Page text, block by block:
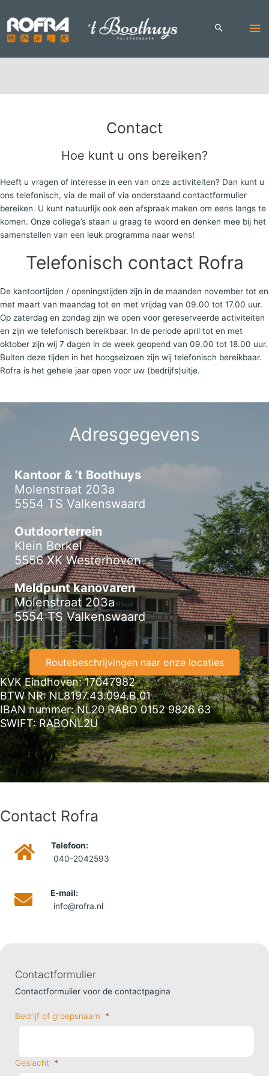
content
Contact
Hoe kunt u ons bereiken?
Heeft u vragen of interesse in een van onze activiteiten? Dan kunt u
ons telefonisch, via de mail of via onderstaand contactformulier
bereiken. U kunt natuurlijk ook een afspraak maken om eens langs te
komen. Onze collega’s staan u graag te woord en denken mee bij het
samenstellen van een leuk programma naar wens!
Telefonisch contact Rofra
De kantoortijden / openingstijden zijn in de maanden november tot en
met maart van maandag tot en met vrijdag van 09.00 tot 17.00 uur.
Op zaterdag en zondag zijn we open voor gereserveerde activiteiten
en zijn we telefonisch bereikbaar. In de periode april tot en met
oktober zijn wij 7 dagen in de week geopend van 09.00 tot 18.00 uur.
Buiten deze tijden in het hoogseizoen zijn wij telefonisch bereikbaar.
Rofra is het gehele jaar open voor uw (bedrijfs)uitje.
Adresgegevens
Kantoor & ’t Boothuys
Molenstraat 203a
5554 TS Valkenswaard
Outdoorterrein
Klein Borkel
5556 XK Westerhoven
Meldpunt kanovaren
Molenstraat 203a
5554 TS Valkenswaard
Routebeschrijvingen naar onze locaties
KVK Eindhoven: 17047982
BTW NR: NL8197.43.094.B.01
IBAN nummer: NL20 RABO 0152 9826 63
SWIFT: RABONL2U
Contact Rofra
Telefoon:
040-2042593
E-mail:
info@rofra.nl
Contactformulier
Contactformulier voor de contactpagina
Bedrijf of groepsnaam *
Geslacht *